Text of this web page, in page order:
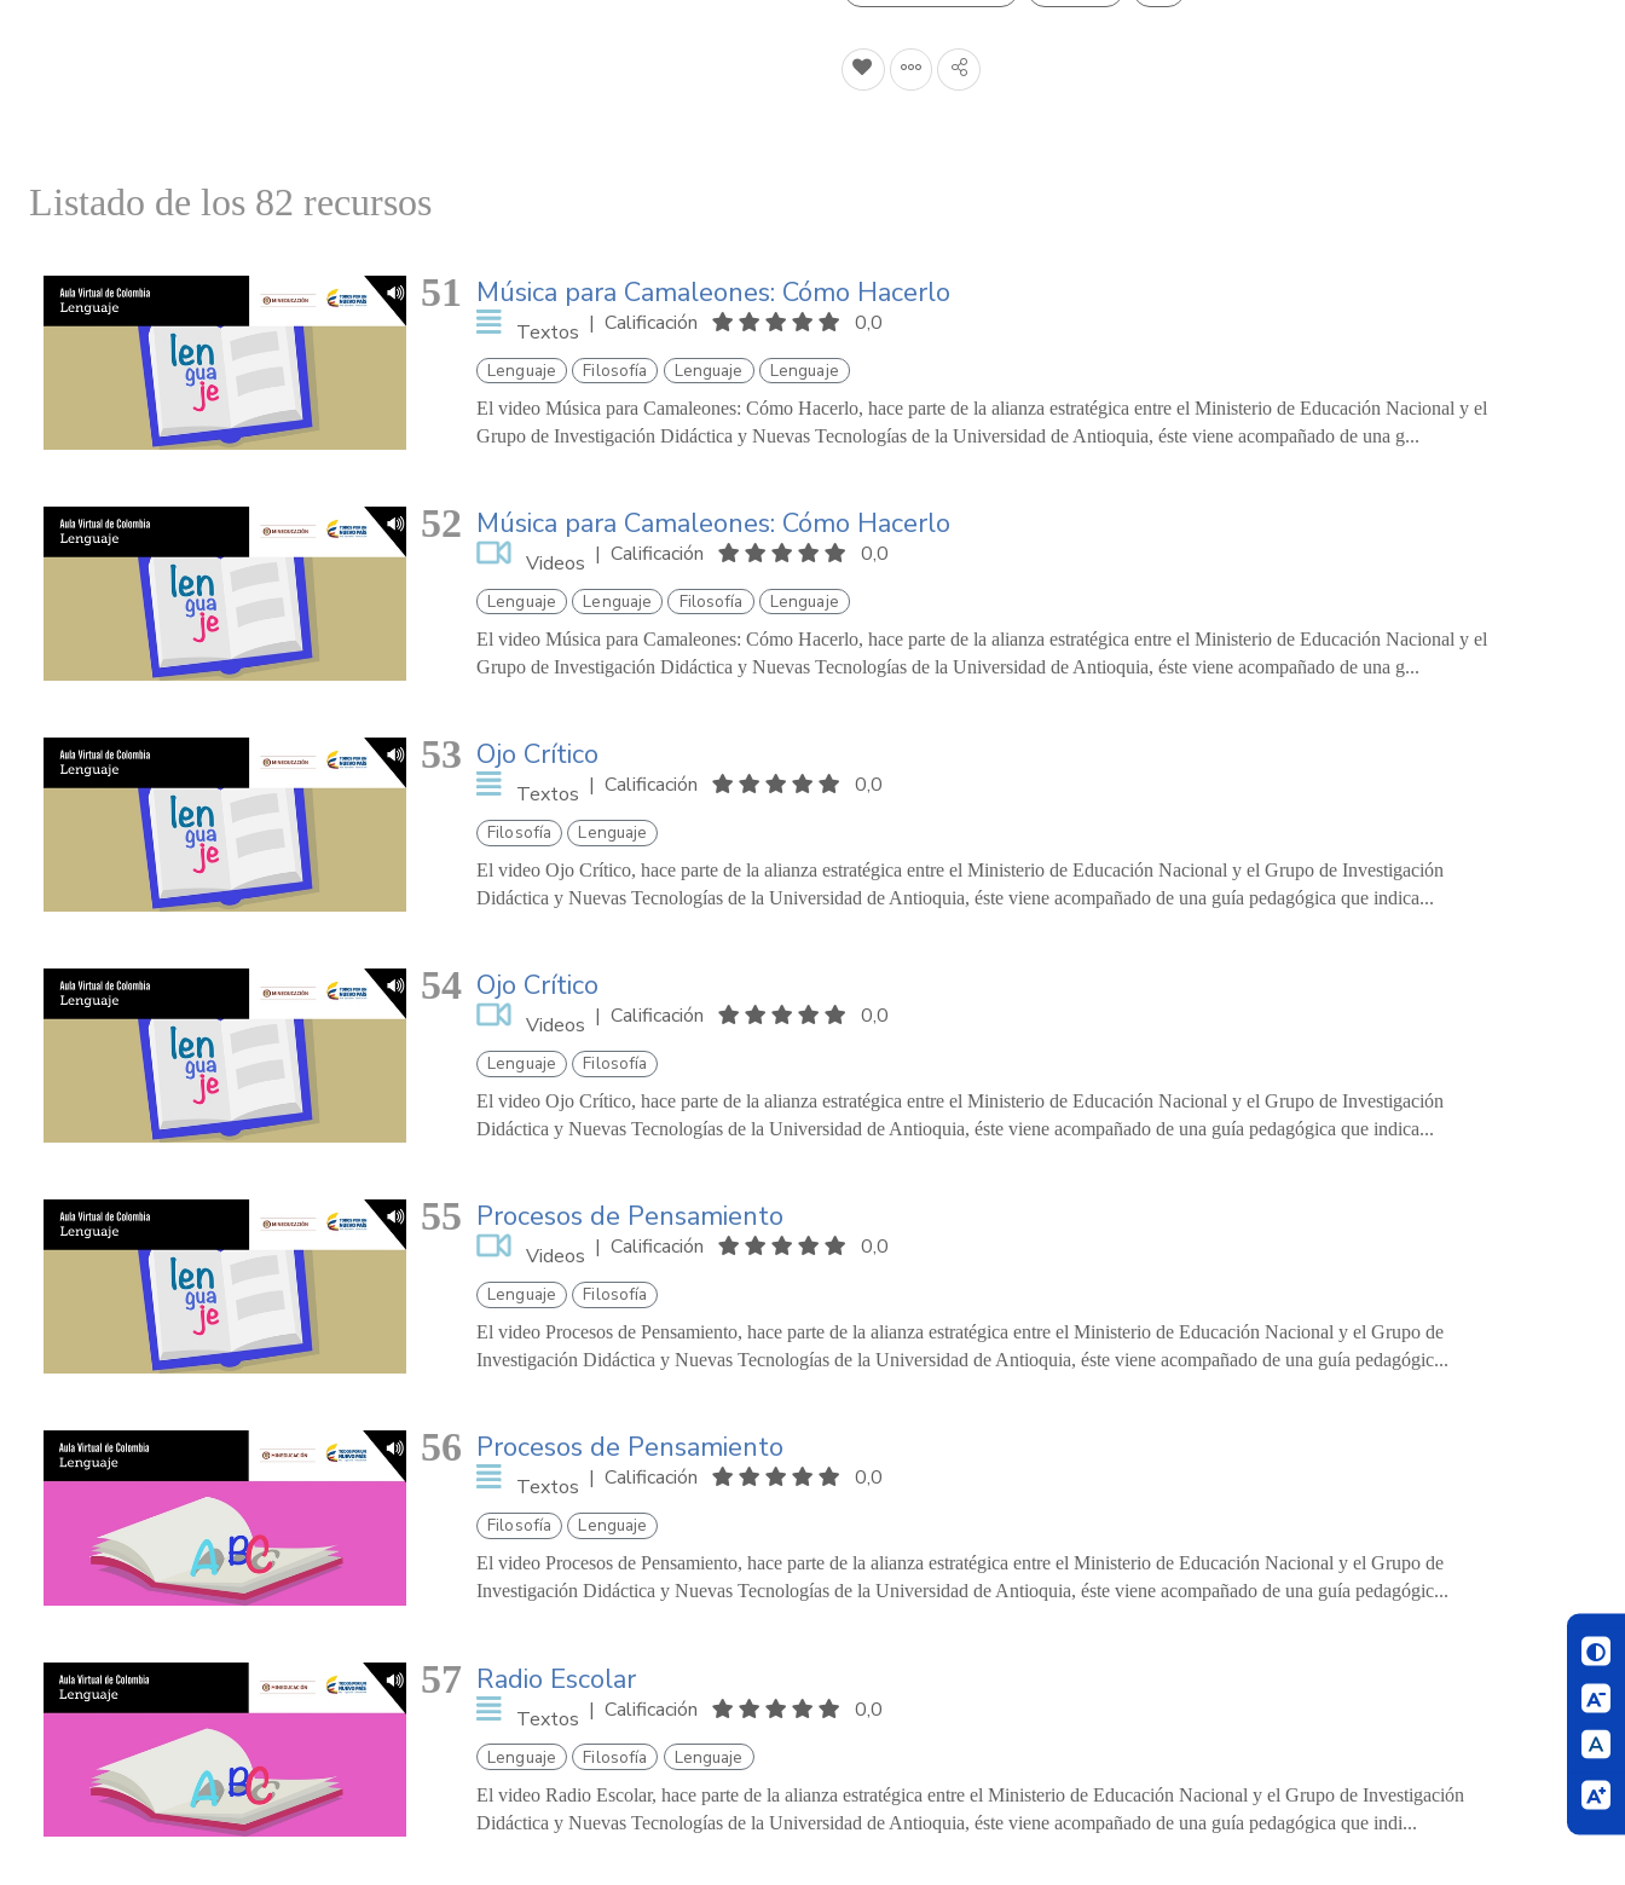
Listado de los 82 recursos
51 Música para Camaleones: Cómo Hacerlo
Textos | Calificación 0,0
Lenguaje Filosofía Lenguaje Lenguaje
El video Música para Camaleones: Cómo Hacerlo, hace parte de la alianza estratégica entre el Ministerio de Educación Nacional y el
Grupo de Investigación Didáctica y Nuevas Tecnologías de la Universidad de Antioquia, éste viene acompañado de una g...
52 Música para Camaleones: Cómo Hacerlo
Videos | Calificación 0,0
Lenguaje Lenguaje Filosofía Lenguaje
El video Música para Camaleones: Cómo Hacerlo, hace parte de la alianza estratégica entre el Ministerio de Educación Nacional y el
Grupo de Investigación Didáctica y Nuevas Tecnologías de la Universidad de Antioquia, éste viene acompañado de una g...
53 Ojo Crítico
Textos | Calificación 0,0
Filosofía Lenguaje
El video Ojo Crítico, hace parte de la alianza estratégica entre el Ministerio de Educación Nacional y el Grupo de Investigación
Didáctica y Nuevas Tecnologías de la Universidad de Antioquia, éste viene acompañado de una guía pedagógica que indica...
54 Ojo Crítico
Videos | Calificación 0,0
Lenguaje Filosofía
El video Ojo Crítico, hace parte de la alianza estratégica entre el Ministerio de Educación Nacional y el Grupo de Investigación
Didáctica y Nuevas Tecnologías de la Universidad de Antioquia, éste viene acompañado de una guía pedagógica que indica...
55 Procesos de Pensamiento
Videos | Calificación 0,0
Lenguaje Filosofía
El video Procesos de Pensamiento, hace parte de la alianza estratégica entre el Ministerio de Educación Nacional y el Grupo de
Investigación Didáctica y Nuevas Tecnologías de la Universidad de Antioquia, éste viene acompañado de una guía pedagógic...
56 Procesos de Pensamiento
Textos | Calificación 0,0
Filosofía Lenguaje
El video Procesos de Pensamiento, hace parte de la alianza estratégica entre el Ministerio de Educación Nacional y el Grupo de
Investigación Didáctica y Nuevas Tecnologías de la Universidad de Antioquia, éste viene acompañado de una guía pedagógic...
57 Radio Escolar
Textos | Calificación 0,0
Lenguaje Filosofía Lenguaje
El video Radio Escolar, hace parte de la alianza estratégica entre el Ministerio de Educación Nacional y el Grupo de Investigación
Didáctica y Nuevas Tecnologías de la Universidad de Antioquia, éste viene acompañado de una guía pedagógica que indi...